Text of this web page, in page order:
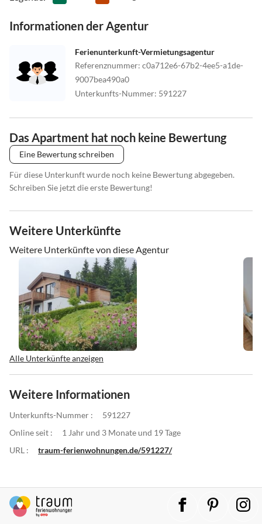
Informationen der Agentur
Ferienunterkunft-Vermietungsagentur
Referenznummer: c0a712e6-67b2-4ee5-a1de-
9007bea490a0
Unterkunfts-Nummer: 591227
Das Apartment hat noch keine Bewertung
Eine Bewertung schreiben
Für diese Unterkunft wurde noch keine Bewertung abgegeben.
Schreiben Sie jetzt die erste Bewertung!
Weitere Unterkünfte
Weitere Unterkünfte von diese Agentur
Alle Unterkünfte anzeigen
Weitere Informationen
Unterkunfts-Nummer :
591227
Online seit :
1 Jahr und 3 Monate und 19 Tage
URL :
traum-ferienwohnungen.de/591227/